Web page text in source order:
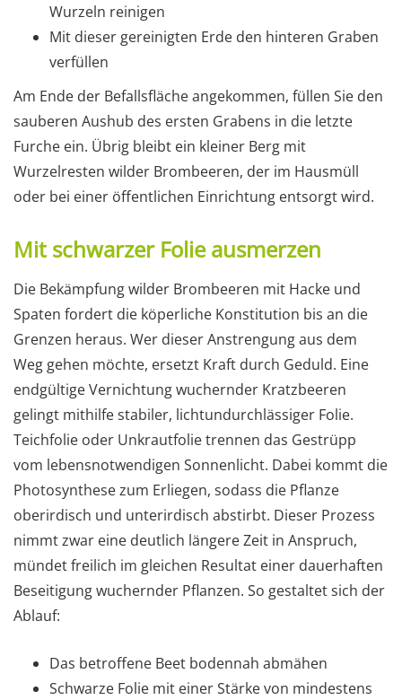
Wurzeln reinigen
Mit dieser gereinigten Erde den hinteren Graben
verfüllen
Am Ende der Befallsfläche angekommen, füllen Sie den
sauberen Aushub des ersten Grabens in die letzte
Furche ein. Übrig bleibt ein kleiner Berg mit
Wurzelresten wilder Brombeeren, der im Hausmüll
oder bei einer öffentlichen Einrichtung entsorgt wird.
Mit schwarzer Folie ausmerzen
Die Bekämpfung wilder Brombeeren mit Hacke und
Spaten fordert die köperliche Konstitution bis an die
Grenzen heraus. Wer dieser Anstrengung aus dem
Weg gehen möchte, ersetzt Kraft durch Geduld. Eine
endgültige Vernichtung wuchernder Kratzbeeren
gelingt mithilfe stabiler, lichtundurchlässiger Folie.
Teichfolie oder Unkrautfolie trennen das Gestrüpp
vom lebensnotwendigen Sonnenlicht. Dabei kommt die
Photosynthese zum Erliegen, sodass die Pflanze
oberirdisch und unterirdisch abstirbt. Dieser Prozess
nimmt zwar eine deutlich längere Zeit in Anspruch,
mündet freilich im gleichen Resultat einer dauerhaften
Beseitigung wuchernder Pflanzen. So gestaltet sich der
Ablauf:
Das betroffene Beet bodennah abmähen
Schwarze Folie mit einer Stärke von mindestens